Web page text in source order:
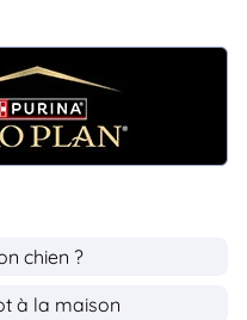
chien ?
à la maison